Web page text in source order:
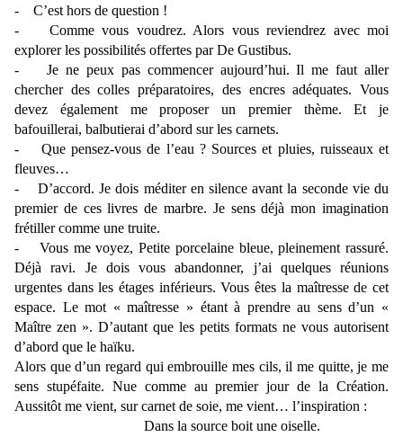
- C’est hors de question !
- Comme vous voudrez. Alors vous reviendrez avec moi
explorer les possibilités offertes par De Gustibus.
- Je ne peux pas commencer aujourd’hui. Il me faut aller
chercher des colles préparatoires, des encres adéquates. Vous
devez également me proposer un premier thème. Et je
bafouillerai, balbutierai d’abord sur les carnets.
- Que pensez-vous de l’eau ? Sources et pluies, ruisseaux et
fleuves…
- D’accord. Je dois méditer en silence avant la seconde vie du
premier de ces livres de marbre. Je sens déjà mon imagination
frétiller comme une truite.
- Vous me voyez, Petite porcelaine bleue, pleinement rassuré.
Déjà ravi. Je dois vous abandonner, j’ai quelques réunions
urgentes dans les étages inférieurs. Vous êtes la maîtresse de cet
espace. Le mot « maîtresse » étant à prendre au sens d’un «
Maître zen ». D’autant que les petits formats ne vous autorisent
d’abord que le haïku.
Alors que d’un regard qui embrouille mes cils, il me quitte, je me
sens stupéfaite. Nue comme au premier jour de la Création.
Aussitôt me vient, sur carnet de soie, me vient… l’inspiration :
Dans la source boit une oiselle.